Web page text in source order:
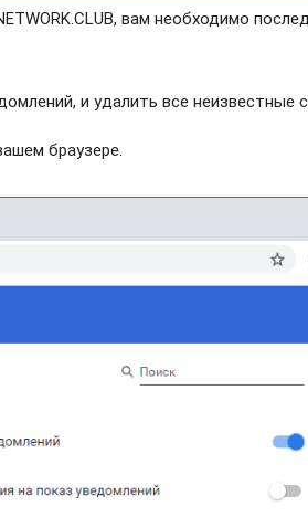
вам необходимо
и удалить все неизвестные
браузере.